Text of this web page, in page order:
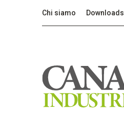
Chi siamo Downloads